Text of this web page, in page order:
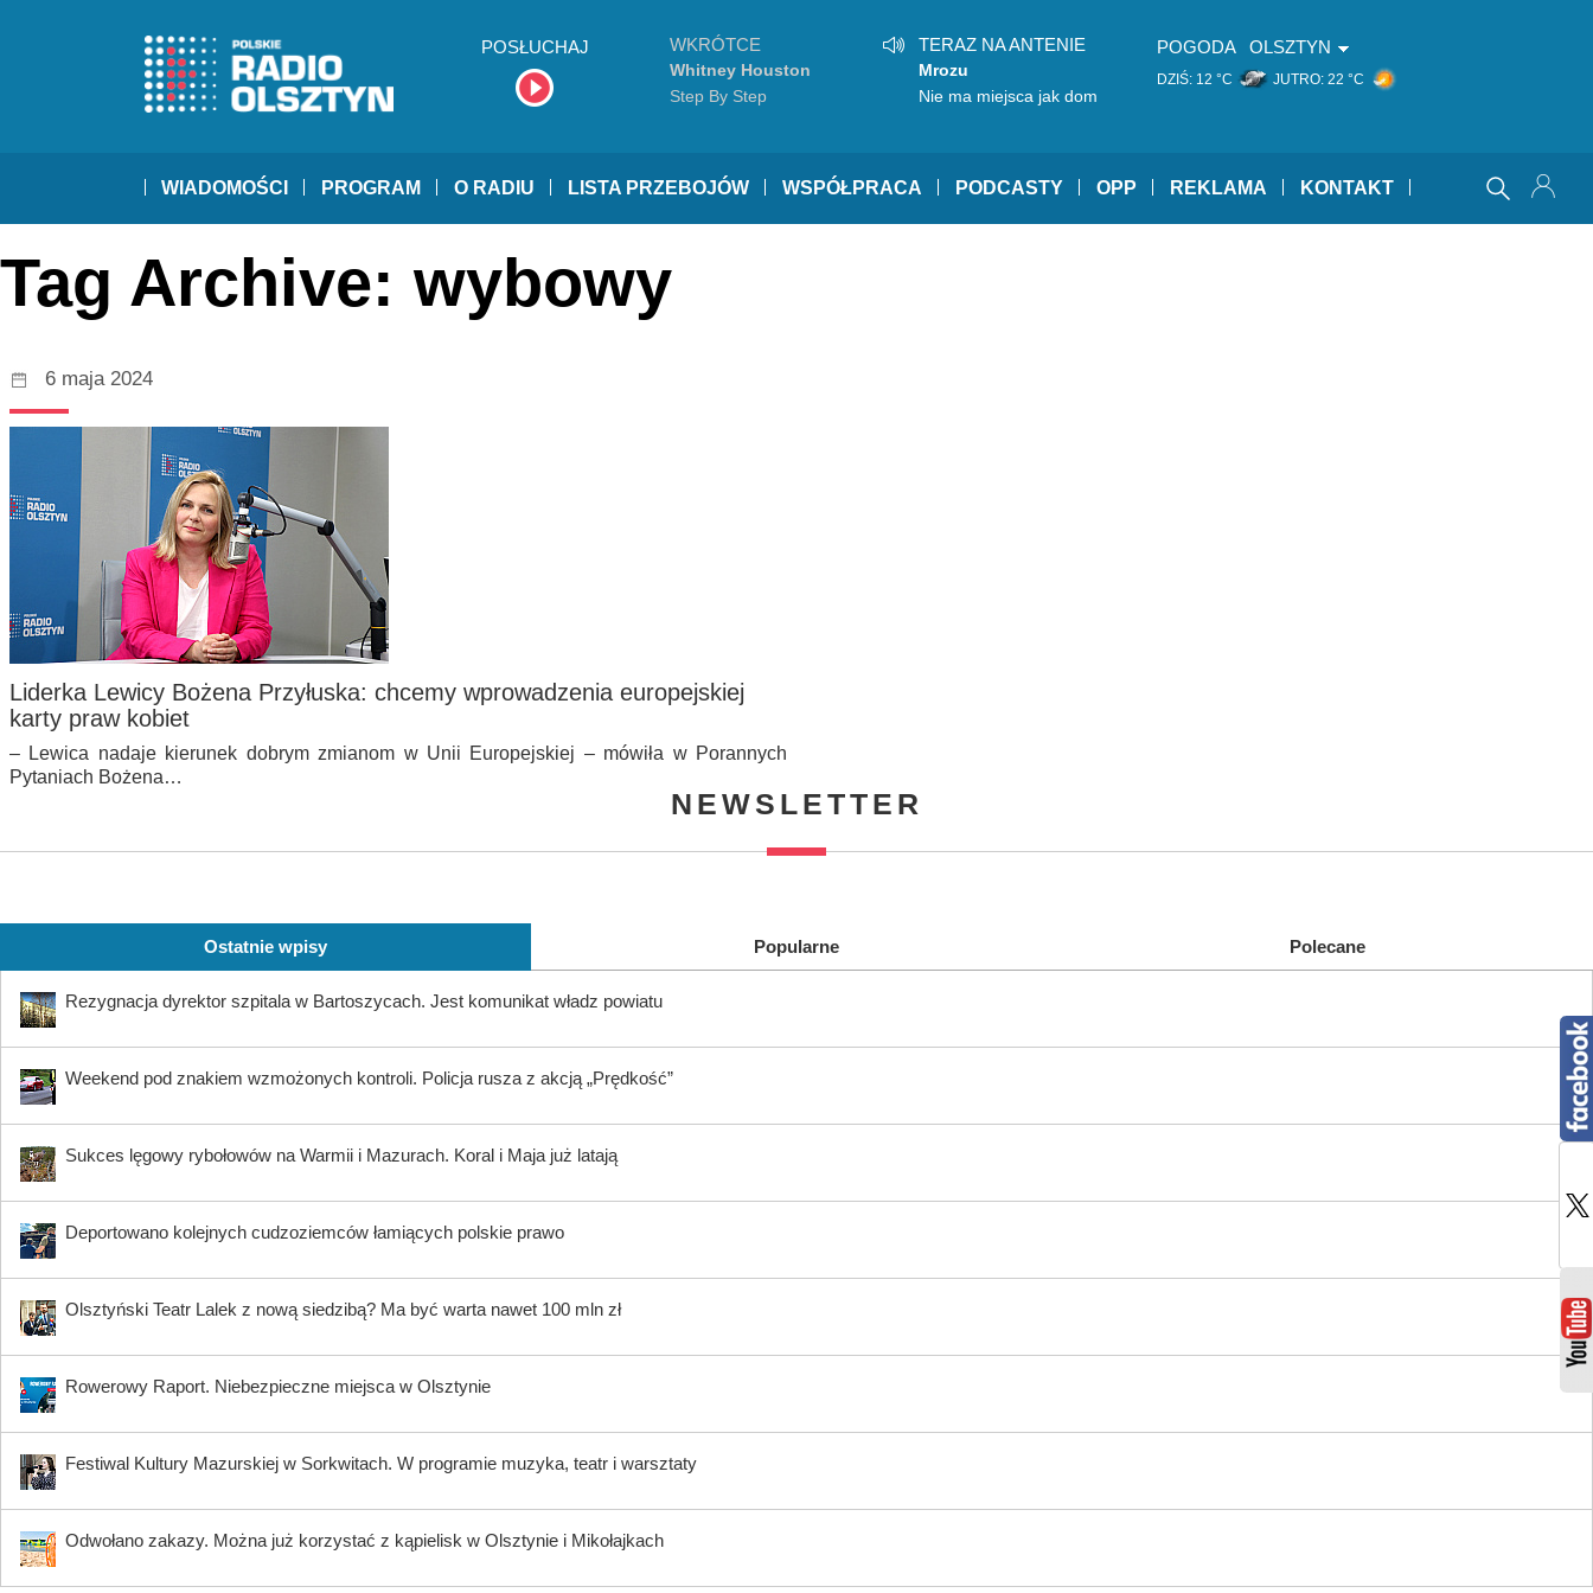
POSŁUCHAJ WKRÓTCE
Whitney Houston
Step By Step
TERAZ NA ANTENIE
Mrozu
Nie ma miejsca jak dom
POGODA OLSZTYN
DZIŚ: 12 °C JUTRO: 22 °C
WIADOMOŚCI PROGRAM O RADIU LISTA PRZEBOJÓW WSPÓŁPRACA PODCASTY OPP REKLAMA KONTAKT
Tag Archive: wybowy
6 maja 2024
Liderka Lewicy Bożena Przyłuska: chcemy wprowadzenia europejskiej
karty praw kobiet
– Lewica nadaje kierunek dobrym zmianom w Unii Europejskiej – mówiła w Porannych
Pytaniach Bożena…
NEWSLETTER
Ostatnie wpisy Popularne Polecane
Rezygnacja dyrektor szpitala w Bartoszycach. Jest komunikat władz powiatu
Weekend pod znakiem wzmożonych kontroli. Policja rusza z akcją „Prędkość”
Sukces lęgowy rybołowów na Warmii i Mazurach. Koral i Maja już latają
Deportowano kolejnych cudzoziemców łamiących polskie prawo
Olsztyński Teatr Lalek z nową siedzibą? Ma być warta nawet 100 mln zł
Rowerowy Raport. Niebezpieczne miejsca w Olsztynie
Festiwal Kultury Mazurskiej w Sorkwitach. W programie muzyka, teatr i warsztaty
Odwołano zakazy. Można już korzystać z kąpielisk w Olsztynie i Mikołajkach